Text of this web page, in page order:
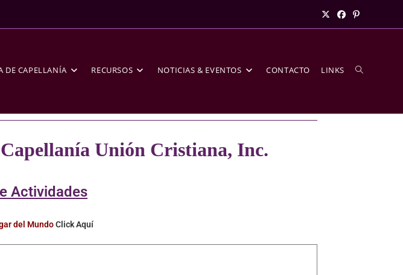
DE CAPELLANÍA RECURSOS NOTICIAS & EVENTOS CONTACTO LINKS
Unión Cristiana, Inc.
Actividades
del MundoClick Aquí